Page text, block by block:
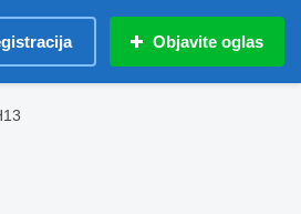
Objavite oglas